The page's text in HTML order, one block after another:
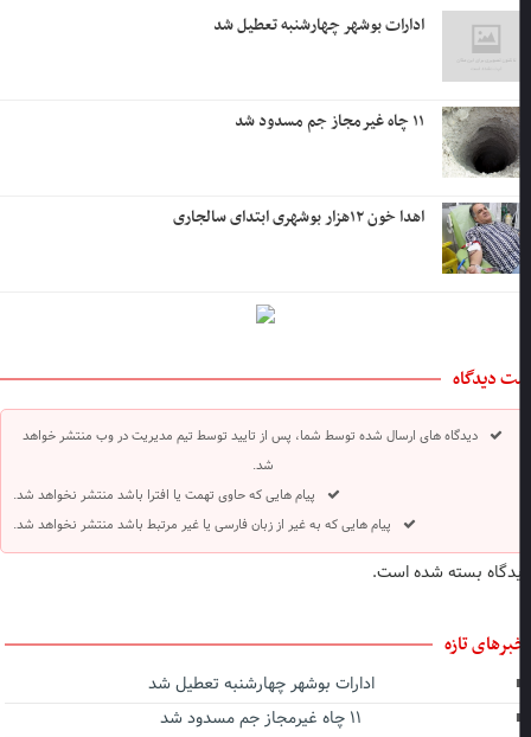
ادارات بوشهر چهارشنبه تعطیل شد
اهدا خون ۱۲هزار بوشهری ابتدای سالجاری
دیدگاه
دیدگاه های ارسال شده توسط شما، پس از تایید توسط تیم مدیریت در وب منتشر خواهد
شد.
پیام هایی که حاوی تهمت یا افترا باشد منتشر نخواهد شد.
پیام هایی که به غیر از زبان فارسی یا غیر مرتبط باشد منتشر نخواهد شد.
بسته شده است.
تازه
ادارات بوشهر چهارشنبه تعطیل شد